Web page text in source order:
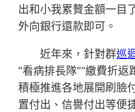
出和小我累贅金額一目
外向銀行還款即可。
近年來，針對群巡
“看病排長隊”“繳費折
積極推進各地展開刷臉
置付出、信譽付出等便